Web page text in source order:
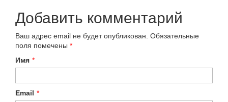
Добавить комментарий
Ваш адрес email не будет опубликован. Обязательные
поля помечены *
Имя *
Email *